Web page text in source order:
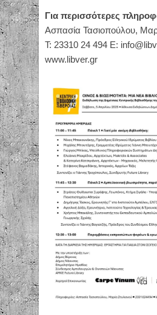
Για περισσότερες
Ασπασία Τασιοπούλου,
Τ: 23310 24 494 Ε:
www.libver.gr